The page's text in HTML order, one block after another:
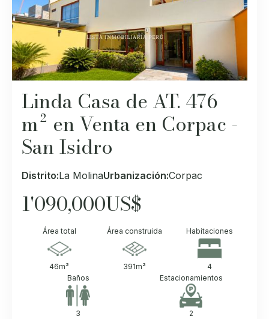
Linda Casa de AT. 476
m² en Venta en Corpac -
San Isidro
Distrito:La MolinaUrbanización:Corpac
1'090,000US$
Área total
46m²
Área construida
391m²
Habitaciones
4
Baños
3
Estacionamientos
2